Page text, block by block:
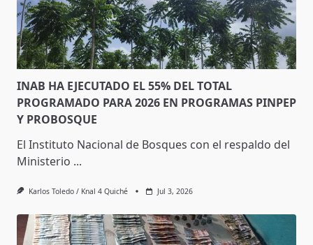
INAB HA EJECUTADO EL 55% DEL TOTAL
PROGRAMADO PARA 2026 EN PROGRAMAS PINPEP
Y PROBOSQUE
El Instituto Nacional de Bosques con el respaldo del
Ministerio ...
Karlos Toledo / Knal 4 Quiché Jul 3, 2026